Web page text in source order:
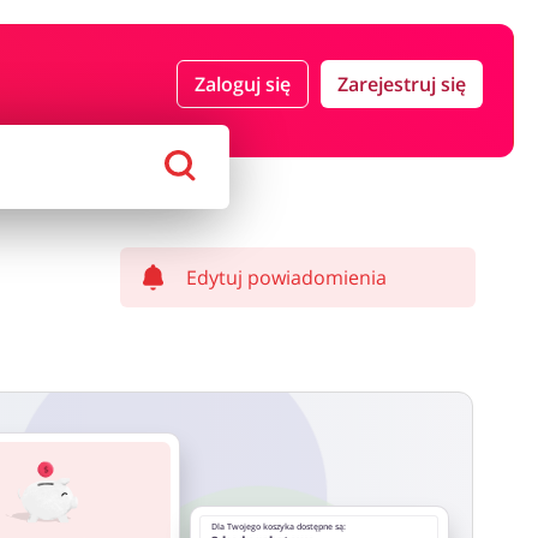
Zaloguj się Zarejestruj się
Edytuj powiadomienia
Dla Twojego koszyka dostępne są: